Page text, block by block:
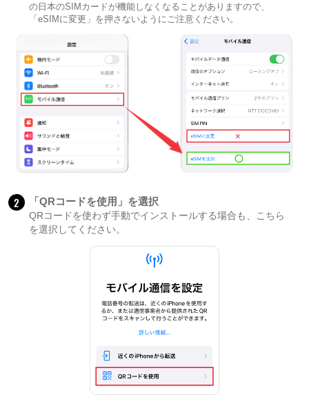
の日本のSIMカードが機能しなくなることがありますので、
「eSIMに変更」を押さないようにご注意ください。
2 「QRコードを使用」を選択
QRコードを使わず手動でインストールする場合も、こちら
を選択してください。